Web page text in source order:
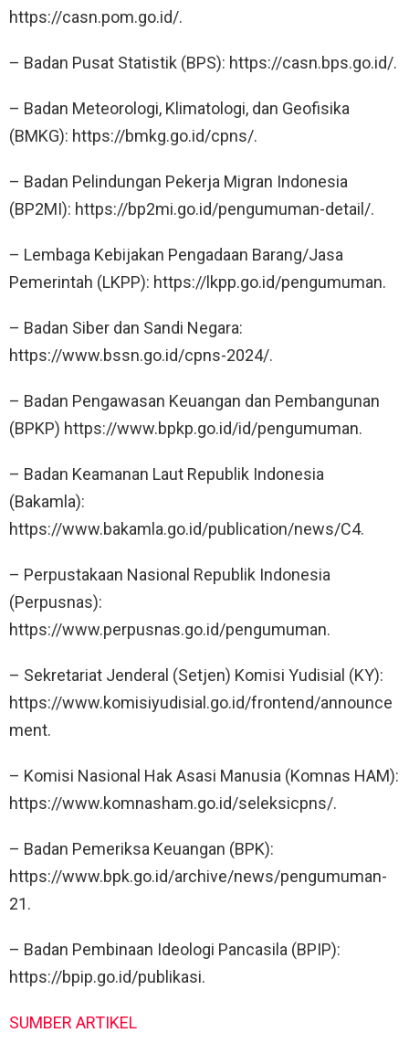
https://casn.pom.go.id/.
– Badan Pusat Statistik (BPS): https://casn.bps.go.id/.
– Badan Meteorologi, Klimatologi, dan Geofisika
(BMKG): https://bmkg.go.id/cpns/.
– Badan Pelindungan Pekerja Migran Indonesia
(BP2MI): https://bp2mi.go.id/pengumuman-detail/.
– Lembaga Kebijakan Pengadaan Barang/Jasa
Pemerintah (LKPP): https://lkpp.go.id/pengumuman.
– Badan Siber dan Sandi Negara:
https://www.bssn.go.id/cpns-2024/.
– Badan Pengawasan Keuangan dan Pembangunan
(BPKP) https://www.bpkp.go.id/id/pengumuman.
– Badan Keamanan Laut Republik Indonesia
(Bakamla):
https://www.bakamla.go.id/publication/news/C4.
– Perpustakaan Nasional Republik Indonesia
(Perpusnas):
https://www.perpusnas.go.id/pengumuman.
– Sekretariat Jenderal (Setjen) Komisi Yudisial (KY):
https://www.komisiyudisial.go.id/frontend/announce
ment.
– Komisi Nasional Hak Asasi Manusia (Komnas HAM):
https://www.komnasham.go.id/seleksicpns/.
– Badan Pemeriksa Keuangan (BPK):
https://www.bpk.go.id/archive/news/pengumuman-
21.
– Badan Pembinaan Ideologi Pancasila (BPIP):
https://bpip.go.id/publikasi.
SUMBER ARTIKEL